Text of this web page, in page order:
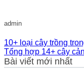
admin
10+ loại cây trồng
Tổng hợp 14+ cây
Bài viết mới nhất